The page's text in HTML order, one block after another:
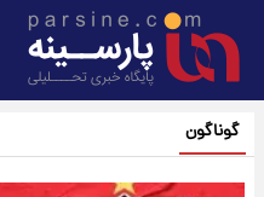
گوناگون